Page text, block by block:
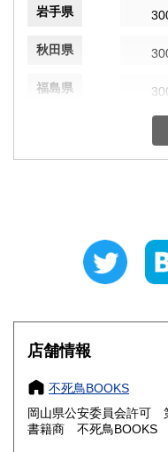
岩手県
秋田県
福島県
埼玉県
岐阜県
愛知県
滋賀県
店舗情報
不死鳥BOOKS
岡山県公安委員会許可
書籍商 不死鳥BOOKS